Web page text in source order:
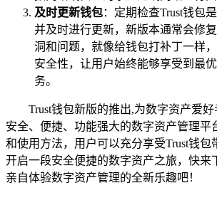
及时更新钱包：定期检查Trust钱包
并及时进行更新，新版本通常会修
洞和问题，就像给钱包打补丁一样
安全性，让用户始终能够享受到最
务。
Trust钱包新版的推出,为数字资产爱
安全、便捷、功能强大的数字资产管理平
和使用方法，用户可以充分享受Trust钱包
开启一段安全便捷的数字资产之旅，快来
亲自体验数字资产管理的全新乐趣吧！